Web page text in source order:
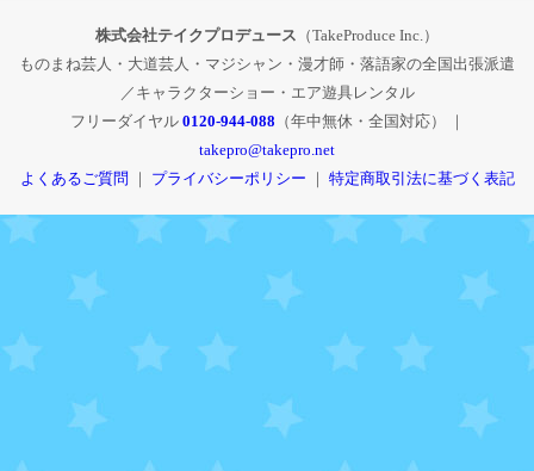
株式会社テイクプロデュース （TakeProduce Inc.）
ものまね芸人・大道芸人・マジシャン・漫才師・落語家の全国出張派遣
／キャラクターショー・エア遊具レンタル
フリーダイヤル 0120-944-088 （年中無休・全国対応） ｜
takepro@takepro.net
よくあるご質問 ｜ プライバシーポリシー ｜ 特定商取引法に基づく表記